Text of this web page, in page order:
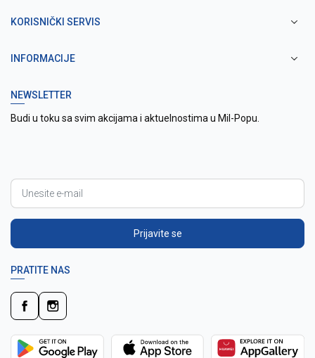
KORISNIČKI SERVIS
INFORMACIJE
NEWSLETTER
Budi u toku sa svim akcijama i aktuelnostima u Mil-Popu.
Prijavite se
PRATITE NAS